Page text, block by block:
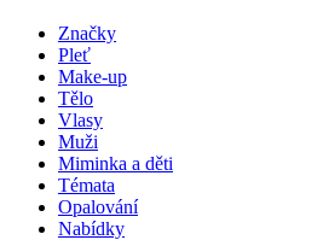
Značky
Pleť
Make-up
Tělo
Vlasy
Muži
Miminka a děti
Témata
Opalování
Nabídky